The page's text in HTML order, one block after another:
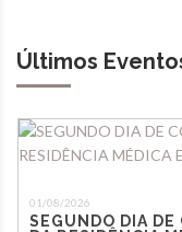
Últimos
01/08/2026
SEGUNDO DIA DE